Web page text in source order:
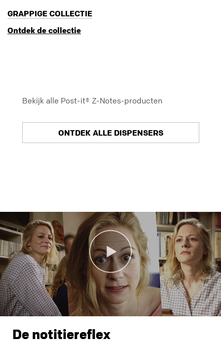
GRAPPIGE COLLECTIE
Ontdek de collectie
Bekijk alle Post-it® Z-Notes-producten
ONTDEK ALLE DISPENSERS
De notitiereflex